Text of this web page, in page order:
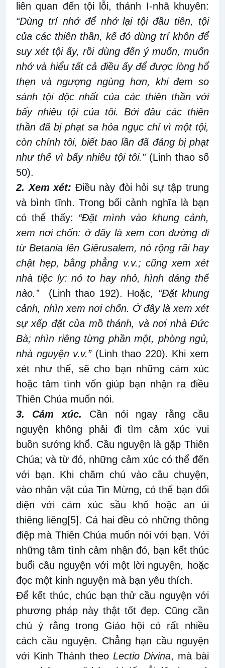
liên quan đến tội lỗi, thánh I-nhã khuyên:
“Dùng trí nhớ để nhớ lại tội đầu tiên, tội
của các thiên thần, kế đó dùng trí khôn để
suy xét tội ấy, rồi dùng đến ý muốn, muốn
nhớ và hiểu tất cả điều ấy để được lòng hổ
thẹn và ngượng ngùng hơn, khi đem so
sánh tội độc nhất của các thiên thần với
bấy nhiêu tội của tôi. Bởi đâu các thiên
thần đã bị phạt sa hỏa ngục chỉ vì một tội,
còn chính tôi, biết bao lần đã đáng bị phạt
như thế vì bấy nhiêu tội tôi.”(Linh thao số
50).
2. Xem xét: Điều này đòi hỏi sự tập trung
và bình tĩnh. Trong bối cảnh nghĩa là bạn
có thể thấy: “Ðặt mình vào khung cảnh,
xem nơi chốn: ở đây là xem con đường đi
từ Betania lên Giêrusalem, nó rộng rãi hay
chật hẹp, bằng phẳng v.v.; cũng xem xét
nhà tiệc ly: nó to hay nhỏ, hình dáng thế
nào.”(Linh thao 192). Hoặc, “Ðặt khung
cảnh, nhìn xem nơi chốn. Ở đây là xem xét
sự xếp đặt của mồ thánh, và nơi nhà Ðức
Bà; nhìn riêng từng phần một, phòng ngủ,
nhà nguyện v.v.”(Linh thao 220). Khi xem
xét như thế, sẽ cho bạn những cảm xúc
hoặc tâm tình vốn giúp bạn nhận ra điều
Thiên Chúa muốn nói.
3. Cảm xúc. Cần nói ngay rằng cầu
nguyện không phải đi tìm cảm xúc vui
buồn sướng khổ. Cầu nguyện là gặp Thiên
Chúa; và từ đó, những cảm xúc có thể đến
với bạn. Khi chăm chú vào câu chuyện,
vào nhân vật của Tin Mừng, có thể bạn đối
diện với cảm xúc sầu khổ hoặc an ủi
thiêng liêng[5]. Cả hai đều có những thông
điệp mà Thiên Chúa muốn nói với bạn. Với
những tâm tình cảm nhận đó, bạn kết thúc
buổi cầu nguyện với một lời nguyện, hoặc
đọc một kinh nguyện mà bạn yêu thích.
Để kết thúc, chúc bạn thử cầu nguyện với
phương pháp này thật tốt đẹp. Cũng cần
chú ý rằng trong Giáo hội có rất nhiều
cách cầu nguyện. Chẳng hạn cầu nguyện
với Kinh Thánh theo Lectio Divina, mà bài